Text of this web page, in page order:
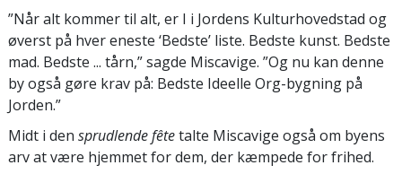
”Når alt kommer til alt, er I i Jordens Kulturhovedstad og
øverst på hver eneste ‘Bedste’ liste. Bedste kunst. Bedste
mad. Bedste ... tårn,” sagde Miscavige. ”Og nu kan denne
by også gøre krav på: Bedste Ideelle Org-bygning på
Jorden.”
Midt i den sprudlende fêtetalte Miscavige også om byens
arv at være hjemmet for dem, der kæmpede for frihed.